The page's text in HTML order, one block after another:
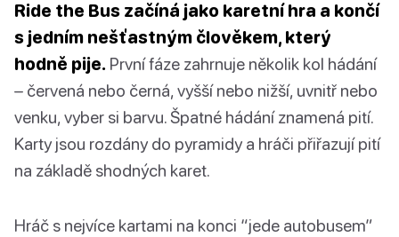
Ride the Bus začíná jako karetní hra a končí
s jedním nešťastným člověkem, který
hodně pije. První fáze zahrnuje několik kol hádání
– červená nebo černá, vyšší nebo nižší, uvnitř nebo
venku, vyber si barvu. Špatné hádání znamená pití.
Karty jsou rozdány do pyramidy a hráči přiřazují pití
na základě shodných karet.
Hráč s nejvíce kartami na konci “jede autobusem”